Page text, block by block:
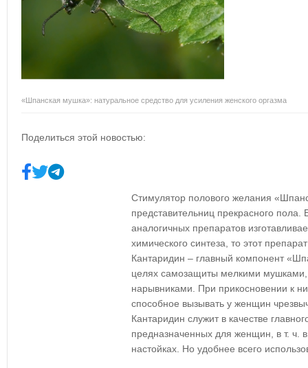
«Шпанская мушка»: натуральное средство для усиления женского оргазма
Поделиться этой новостью:
Стимулятор полового желания
представительниц прекрасного пола.
аналогичных препаратов
химического синтеза, то этот
Кантаридин – главный компонент
целях самозащиты мелкими
нарывниками. При прикосновении к
способное вызывать у женщин
Кантаридин служит в качестве
предназначенных для женщин, в т. ч.
настойках. Но удобнее всего